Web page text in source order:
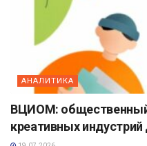
АНАЛИТИКА
ВЦИОМ:
креативных